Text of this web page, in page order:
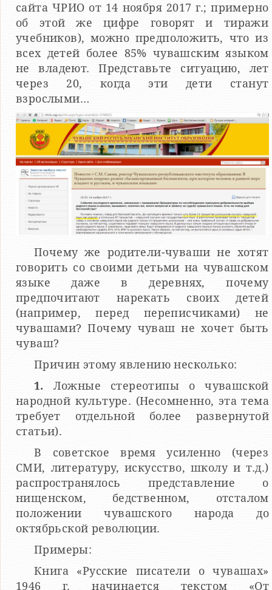
сайта ЧРИО от 14 ноября 2017 г.; примерно
об этой же цифре говорят и тиражи
учебников), можно предположить, что из
всех детей более 85% чувашским языком
не владеют. Представьте ситуацию, лет
через 20, когда эти дети станут
взрослыми…
Почему же родители-чуваши не хотят
говорить со своими детьми на чувашском
языке даже в деревнях, почему
предпочитают нарекать своих детей
(например, перед переписчиками) не
чувашами? Почему чуваш не хочет быть
чуваш?
Причин этому явлению несколько:
1. Ложные стереотипы о чувашской
народной культуре. (Несомненно, эта тема
требует отдельной более развернутой
статьи).
В советское время усиленно (через
СМИ, литературу, искусство, школу и т.д.)
распространялось представление о
нищенском, бедственном, отсталом
положении чувашского народа до
октябрьской революции.
Примеры:
Книга «Русские писатели о чувашах»
1946 г. начинается текстом «От